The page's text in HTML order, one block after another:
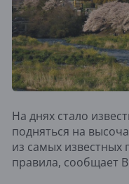
На днях стало
подняться на
из самых известных
правила, сообщает